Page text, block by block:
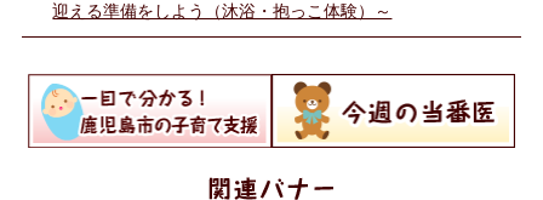
迎える準備をしよう（沐浴・抱っこ体験）～